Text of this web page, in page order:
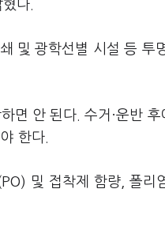
다.
및 광학선별 시설 등 투
면 안 된다. 수거·운반
한다.
및 접착제 함량, 폴리